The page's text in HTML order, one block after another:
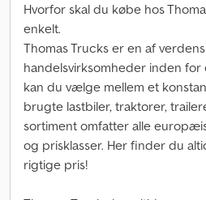
Hvorfor skal du købe hos
enkelt.
Thomas Trucks er en af
handelsvirksomheder inden for
kan du vælge mellem et
brugte lastbiler, traktorer,
sortiment omfatter alle
og prisklasser. Her finder du
rigtige pris!